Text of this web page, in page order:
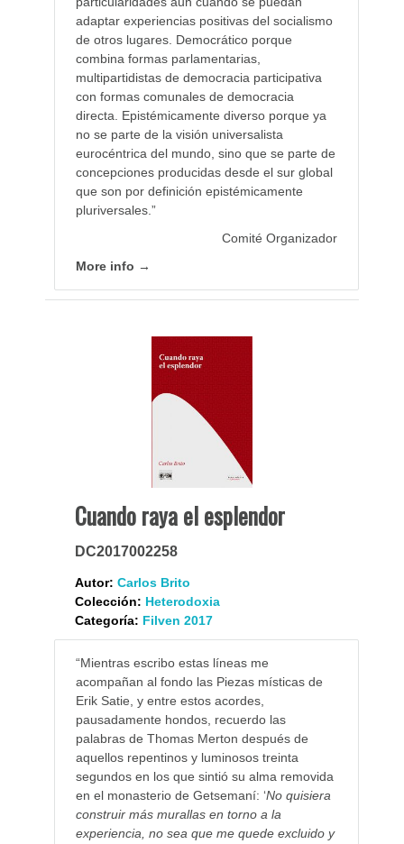
adaptar experiencias positivas del socialismo
de otros lugares. Democrático porque
combina formas parlamentarias,
multipartidistas de democracia participativa
con formas comunales de democracia
directa. Epistémicamente diverso porque ya
no se parte de la visión universalista
eurocéntrica del mundo, sino que se parte de
concepciones producidas desde el sur global
que son por definición epistémicamente
pluriversales.”
Comité Organizador
More info →
Cuando raya el esplendor
DC2017002258
Autor: Carlos Brito
Colección: Heterodoxia
Categoría: Filven 2017
“Mientras escribo estas líneas me
acompañan al fondo las Piezas místicas de
Erik Satie, y entre estos acordes,
pausadamente hondos, recuerdo las
palabras de Thomas Merton después de
aquellos repentinos y luminosos treinta
segundos en los que sintió su alma removida
en el monasterio de Getsemaní: ‘No quisiera
construir más murallas en torno a la
experiencia, no sea que me quede excluido y